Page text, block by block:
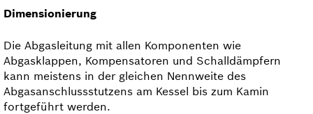
Dimensionierung
Die Abgasleitung mit allen Komponenten wie
Abgasklappen, Kompensatoren und Schalldämpfern
kann meistens in der gleichen Nennweite des
Abgasanschlussstutzens am Kessel bis zum Kamin
fortgeführt werden.